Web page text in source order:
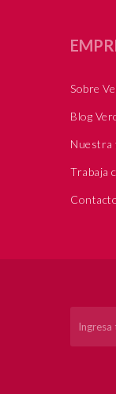
Sobre
Blog
Nuestra
Trabaja